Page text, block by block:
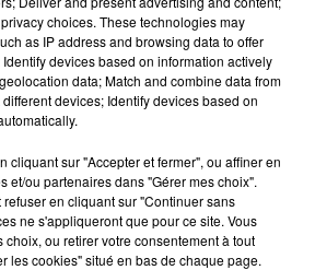
49 sec
HISTOIRE, ROMAIN A
de la Ligne des Auditeurs
choices. These technologies may
as IP address and browsing data to offer
devices based on information actively
data; Match and combine data from
devices; Identify devices based on
cliquant sur "Accepter et fermer", ou affiner en
et/ou partenaires dans "Gérer mes choix".
en cliquant sur "Continuer sans
ne s'appliqueront que pour ce site. Vous
choix, ou retirer votre consentement à tout
les cookies" situé en bas de chaque page.